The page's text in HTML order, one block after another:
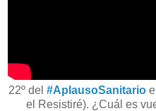
22º del #AplausoSanitario
el Resistiré). ¿Cuál es